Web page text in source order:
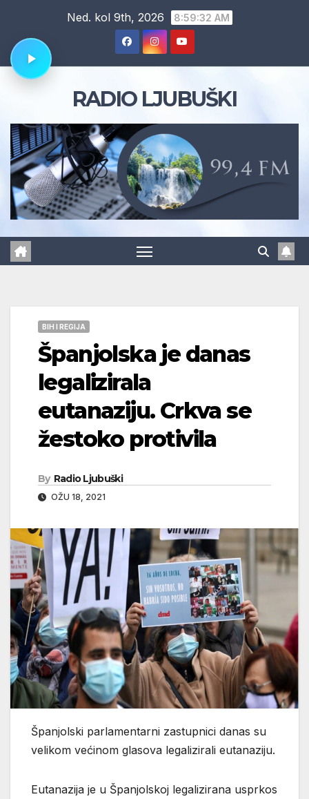
content
Ned. kol 9th, 2026 8:59:32 AM
RADIO LJUBUŠKI
BIH I REGIJA
Španjolska je danas
legalizirala
eutanaziju. Crkva se
žestoko protivila
By Radio Ljubuški
OŽU 18, 2021
Španjolski parlamentarni zastupnici danas su
velikom većinom glasova legalizirali eutanaziju.
Eutanazija je u Španjolskoj legalizirana usprkos